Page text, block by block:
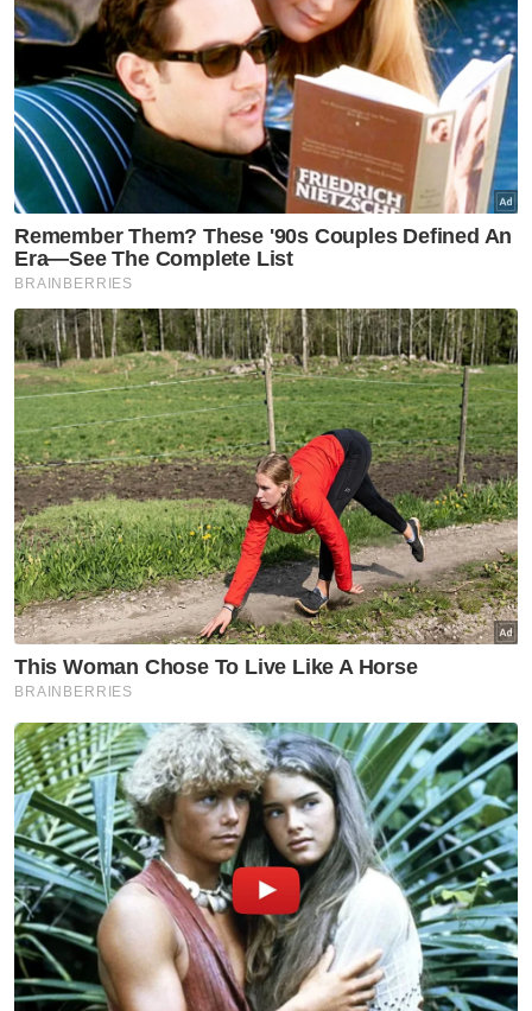
Artikel Berkaitan:
Bayi 12 bulan maut, 8 cedera nahas di Plaza Tol Bukit
Kajang
Dua maut, sembilan cedera van bertembung
pacuan empat roda
Pemandu treler maut, empat cedera nahas tiga
kenderaan
"Dua yang lain melibatkan seorang warga
emas wanita berusia 73 tahun mengalami
budak perempuan 13 tahun cedera di muka.
"Kes disiasat mengikut Seksyen 41(1) Akta
Pengakuan Jalan (APJ) 1987 iaitu kesalahan
menyebabkan kematian kerana memandu
dengan melulu atau membahayakan,"
katanya.
Ringkasan AI
Seorang wanita maut dan tujuh cedera
dalam nahas melibatkan dua kenderaan di
Jalan Kluang, Ayer Hitam
Nahas berlaku pada malam Sabtu
melibatkan sebuah kereta dan kenderaan
pelbagai guna (MPV)
Kereta dalam perjalanan dari Ayer Hitam
ke Kluang sebelum bertembung dengan
MPV
Wanita berusia 54 tahun meninggal dunia
di tempat kejadian, cedera parah di
bahagian dada dan organ dalam
Kes disiasat mengikut Seksyen 41(1) Akta